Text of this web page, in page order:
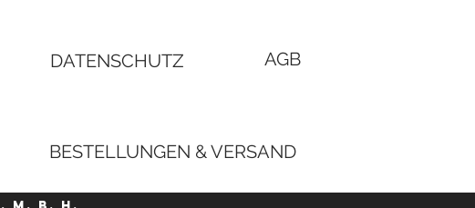
DATENSCHUTZ AGB
BESTELLUNGEN & VERSAND